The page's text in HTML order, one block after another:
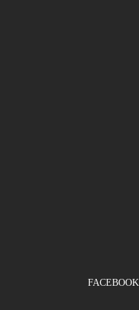
FACEBOOK